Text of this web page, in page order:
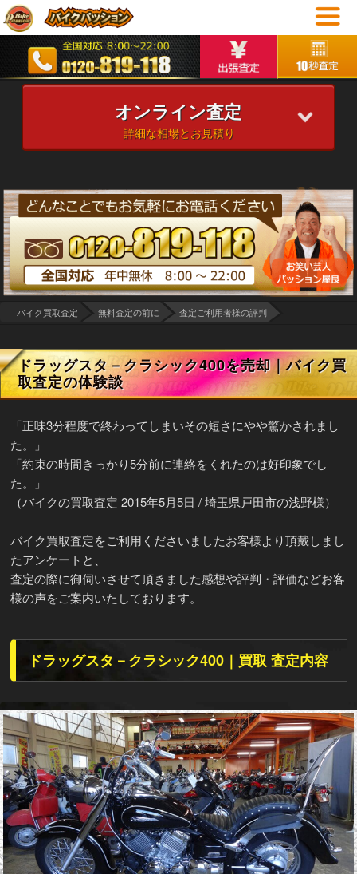
オンライン査定
詳細な相場とお見積り
バイク買取査定 無料査定の前に 査定ご利用者様の評判
ドラッグスタ－クラシック400を売却｜バイク買
取査定の体験談
「正味3分程度で終わってしまいその短さにやや驚かされまし
た。」
「約束の時間きっかり5分前に連絡をくれたのは好印象でし
た。」
（バイクの買取査定 2015年5月5日 / 埼玉県戸田市の浅野様）
バイク買取査定をご利用くださいましたお客様より頂戴しまし
たアンケートと、
査定の際に御伺いさせて頂きました感想や評判・評価などお客
様の声をご案内いたしております。
ドラッグスタ－クラシック400｜買取 査定内容